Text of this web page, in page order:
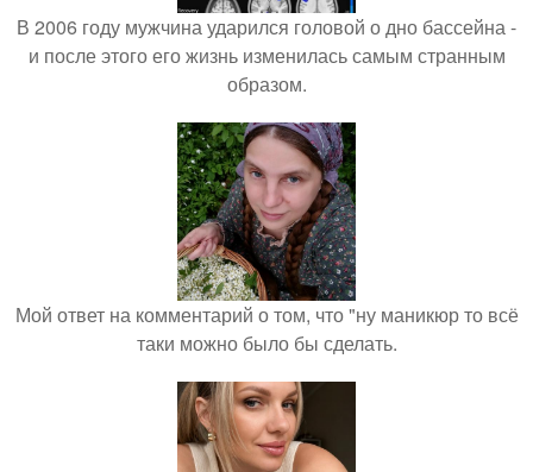
В 2006 году мужчина ударился головой о дно бассейна -
и после этого его жизнь изменилась самым странным
образом.
Мой ответ на комментарий о том, что "ну маникюр то всё
таки можно было бы сделать.